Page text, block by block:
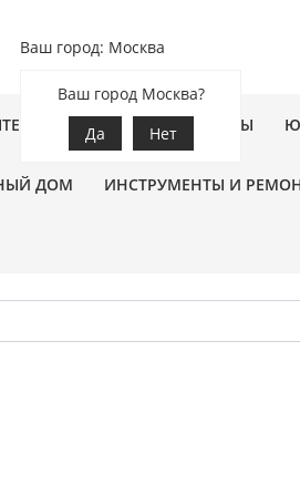
Ваш город: Москва
Ваш город Москва?
Да
Нет
ЗООТОВАРЫ ЦВЕТЫ
ДОМ ИНСТРУМЕНТЫ И